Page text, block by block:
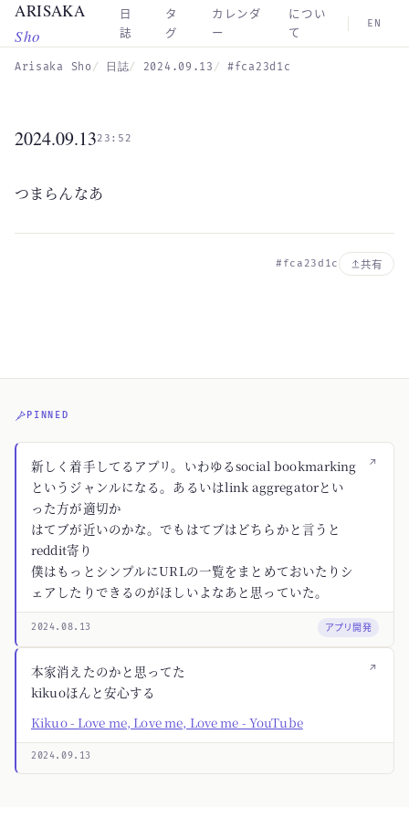
Skip to main content
ARISAKA
Sho
日
誌
タ
グ
カレンダ
ー
につい
て
EN
Arisaka Sho 日誌 2024.09.13 #fca23d1c
2024.09.1323:52
つまらんなあ
#fca23d1c 共有
PINNED
↗
新しく着手してるアプリ。いわゆるsocial bookmarking
というジャンルになる。あるいはlink aggregatorとい
った方が適切か
はてブが近いのかな。でもはてブはどちらかと言うと
reddit寄り
僕はもっとシンプルにURLの一覧をまとめておいたりシ
ェアしたりできるのがほしいよなあと思っていた。
2024.08.13 アプリ開発
↗
本家消えたのかと思ってた
kikuoほんと安心する
Kikuo - Love me, Love me, Love me - YouTube
2024.09.13